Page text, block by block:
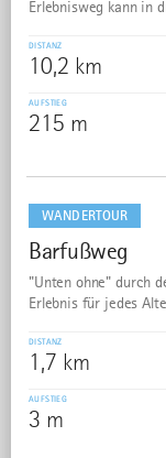
Erlebnisweg kann in
DISTANZ
10,2 km
AUFSTIEG
215 m
WANDERTOUR
8
Barfußweg
"Unten ohne" durch
Erlebnis für jedes
DISTANZ
1,7 km
AUFSTIEG
3 m
dazu